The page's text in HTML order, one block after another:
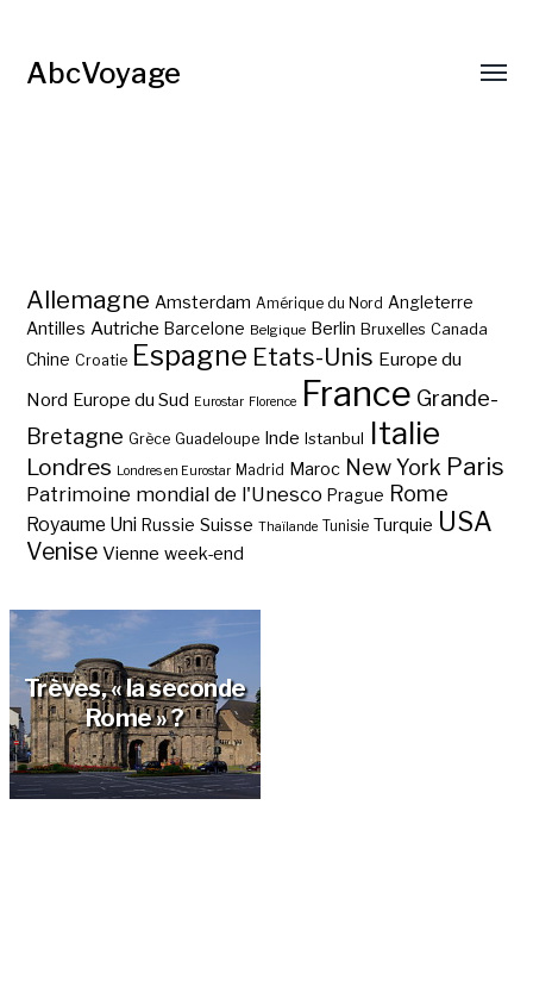
AbcVoyage
Allemagne Amsterdam Amérique du Nord Angleterre
Antilles Autriche Barcelone Belgique Berlin Bruxelles Canada
Chine Croatie Espagne Etats-Unis Europe du
Nord Europe du Sud Eurostar Florence France Grande-
Bretagne Grèce Guadeloupe Inde Istanbul Italie
Londres Londres en Eurostar Madrid Maroc New York Paris
Patrimoine mondial de l'Unesco Prague Rome
Royaume Uni Russie Suisse Thaïlande Tunisie Turquie USA
Venise Vienne week-end
Trèves, « la seconde
Rome » ?